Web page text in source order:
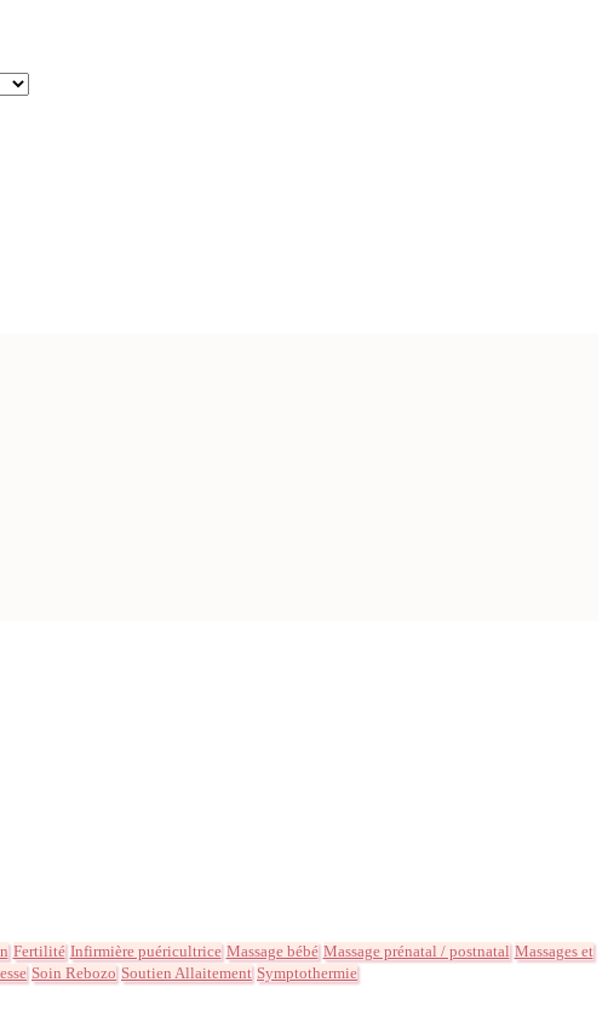
Fertilité Infirmière puéricultrice Massage bébé Massage prénatal / postnatal Massages et
Soin Rebozo Soutien Allaitement Symptothermie